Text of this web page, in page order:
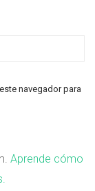
navegador para
Aprende cómo